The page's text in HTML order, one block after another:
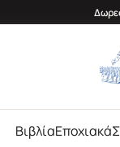
ΒιβλίαΕποχιακά